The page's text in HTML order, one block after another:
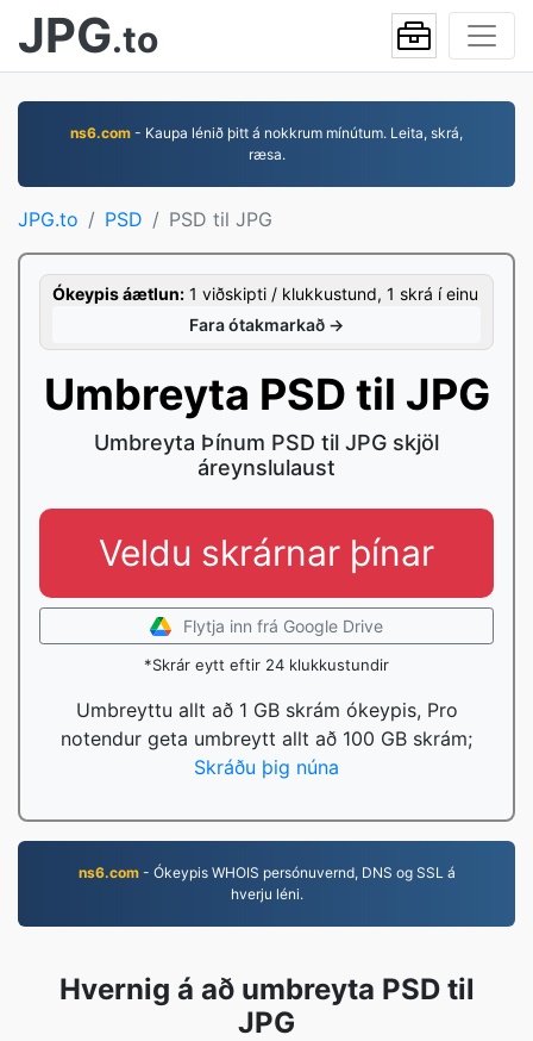
JPG.to
ns6.com - Kaupa lénið þitt á nokkrum mínútum. Leita, skrá,
ræsa.
JPG.to PSD PSD til JPG
Ókeypis áætlun: 1 viðskipti / klukkustund, 1 skrá í einu
Fara ótakmarkað →
Umbreyta PSD til JPG
Umbreyta Þínum PSD til JPG skjöl
áreynslulaust
Veldu skrárnar þínar
Flytja inn frá Google Drive
*Skrár eytt eftir 24 klukkustundir
Umbreyttu allt að 1 GB skrám ókeypis, Pro
notendur geta umbreytt allt að 100 GB skrám;
Skráðu þig núna
ns6.com- Ókeypis WHOIS persónuvernd, DNS og SSL á
hverju léni.
Hvernig á að umbreyta PSD til
JPG